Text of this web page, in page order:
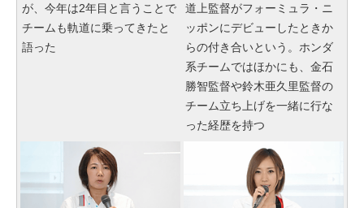
が、今年は2年目と言うことで
チームも軌道に乗ってきたと
語った
道上監督がフォーミュラ・ニ
ッポンにデビューしたときか
らの付き合いという。ホンダ
系チームではほかにも、金石
勝智監督や鈴木亜久里監督の
チーム立ち上げを一緒に行な
った経歴を持つ